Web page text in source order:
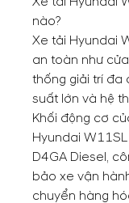
nào?
Xe tải Hyundai
an toàn như
thống giải trí đa
suất lớn và hệ
Khối động cơ
Hyundai
D4GA Diesel,
bảo xe vận
chuyển hàng